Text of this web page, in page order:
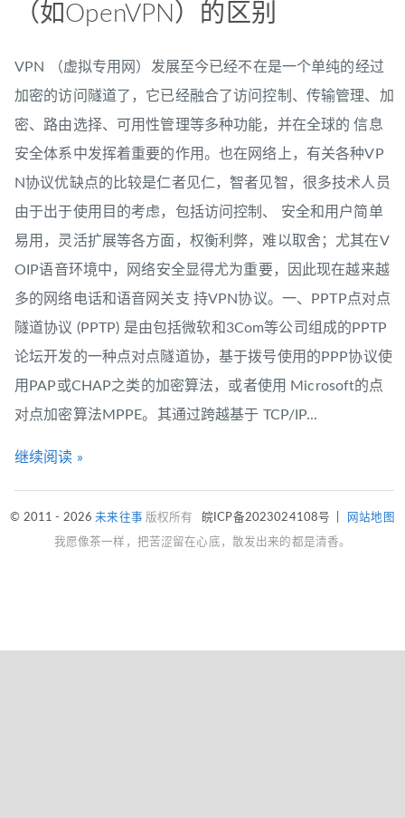
（如OpenVPN）的区别
VPN （虚拟专用网）发展至今已经不在是一个单纯的经过
加密的访问隧道了，它已经融合了访问控制、传输管理、加
密、路由选择、可用性管理等多种功能，并在全球的 信息
安全体系中发挥着重要的作用。也在网络上，有关各种VP
N协议优缺点的比较是仁者见仁，智者见智，很多技术人员
由于出于使用目的考虑，包括访问控制、 安全和用户简单
易用，灵活扩展等各方面，权衡利弊，难以取舍；尤其在V
OIP语音环境中，网络安全显得尤为重要，因此现在越来越
多的网络电话和语音网关支 持VPN协议。一、PPTP点对点
隧道协议 (PPTP) 是由包括微软和3Com等公司组成的PPTP
论坛开发的一种点对点隧道协，基于拨号使用的PPP协议使
用PAP或CHAP之类的加密算法，或者使用 Microsoft的点
对点加密算法MPPE。其通过跨越基于 TCP/IP...
继续阅读 »
© 2011 - 2026未来往事 版权所有 皖ICP备2023024108号 网站地图
我愿像茶一样，把苦涩留在心底，散发出来的都是清香。